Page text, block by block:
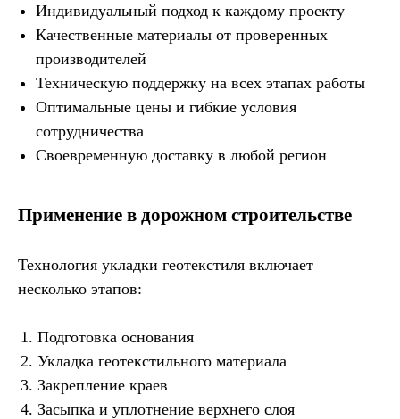
Индивидуальный подход к каждому проекту
Качественные материалы от проверенных
производителей
Техническую поддержку на всех этапах работы
Оптимальные цены и гибкие условия
сотрудничества
Своевременную доставку в любой регион
Применение в дорожном строительстве
Технология укладки геотекстиля включает
несколько этапов:
Подготовка основания
Укладка геотекстильного материала
Закрепление краев
Засыпка и уплотнение верхнего слоя